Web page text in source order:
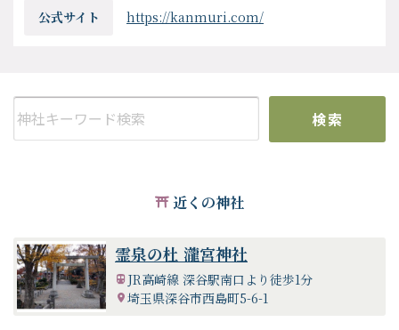
公式サイト https://kanmuri.com/
検索
近くの神社
霊泉の杜 瀧宮神社
JR高崎線 深谷駅南口より徒歩1分
埼玉県深谷市西島町5-6-1